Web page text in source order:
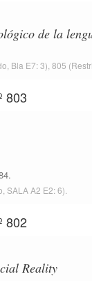
de la
Bla E7: 3), 805
803
SALA A2 E2: 6).
802
Reality